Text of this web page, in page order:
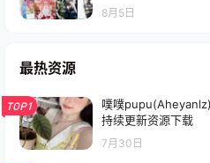
8月5日
最热资源
TOP1
噗噗
持续更新资源下载
7月30日